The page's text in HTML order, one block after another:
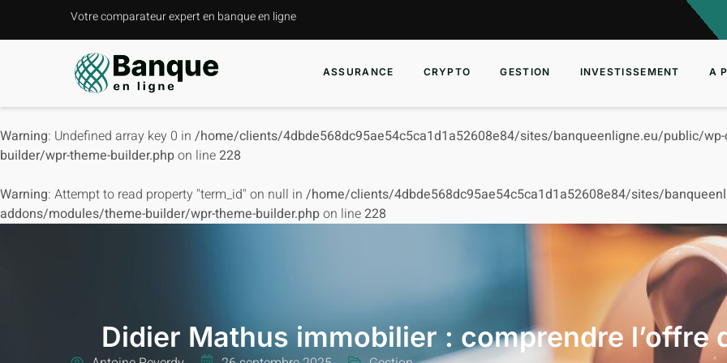
Votre comparateur expert en banque en ligne
ASSURANCE CRYPTO GESTION INVESTISSEMENT A
Warning: Undefined array key 0 in /home/clients/4dbde568dc95ae54c5ca1d1a52608e84/sites/banqueenligne.eu/public/
builder/wpr-theme-builder.phpon line228
Warning: Attempt to read property "term_id" on null in /home/clients/4dbde568dc95ae54c5ca1d1a52608e84/sites/
addons/modules/theme-builder/wpr-theme-builder.phpon line228
Didier Mathus immobilier : comprendre l’offre